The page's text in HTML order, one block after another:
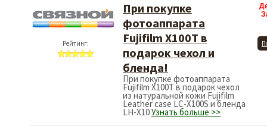
Рейтинг:
При покупке
фотоаппарата
Fujifilm X100T в
подарок чехол и
бленда!
При покупке фотоаппарата
Fujifilm X100T в подарок чехол
из натуральной кожи Fujifilm
Leather case LC-X100S и бленда
LH-X10Узнать больше >>